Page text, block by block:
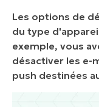
Les options de
du type
exemple, vous
désactiver les e-
push destinées